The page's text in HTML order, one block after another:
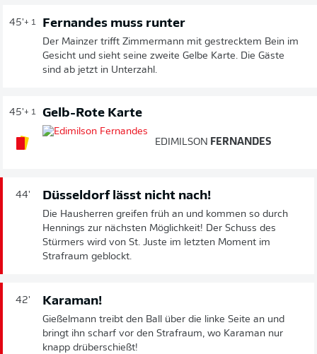
45'+ 1 Fernandes muss runter
Der Mainzer trifft Zimmermann mit gestrecktem Bein im
Gesicht und sieht seine zweite Gelbe Karte. Die Gäste
sind ab jetzt in Unterzahl.
45'+ 1 Gelb-Rote Karte
EDIMILSON FERNANDES
44' Düsseldorf lässt nicht nach!
Die Hausherren greifen früh an und kommen so durch
Hennings zur nächsten Möglichkeit! Der Schuss des
Stürmers wird von St. Juste im letzten Moment im
Strafraum geblockt.
42' Karaman!
Gießelmann treibt den Ball über die linke Seite an und
bringt ihn scharf vor den Strafraum, wo Karaman nur
knapp drüberschießt!